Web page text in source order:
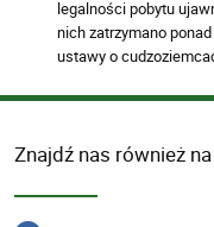
legalności pobytu
nich zatrzymano
ustawy o
Znajdź nas również na